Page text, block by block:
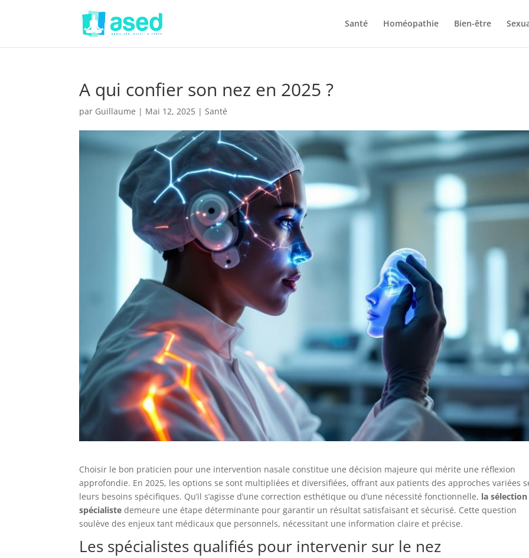
Santé Homéopathie Bien-être
A qui confier son nez en 2025 ?
par Guillaume | Mai 12, 2025 |Santé
Choisir le bon praticien pour une intervention nasale constitue une décision majeure qui mérite une réflexion
approfondie. En 2025, les options se sont multipliées et diversifiées, offrant aux patients des approches variées
leurs besoins spécifiques. Qu’il s’agisse d’une correction esthétique ou d’une nécessité fonctionnelle, la
spécialiste demeure une étape déterminante pour garantir un résultat satisfaisant et sécurisé. Cette question
soulève des enjeux tant médicaux que personnels, nécessitant une information claire et précise.
Les spécialistes qualifiés pour intervenir sur le nez